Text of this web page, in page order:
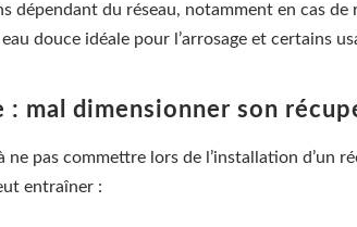
dépendant du réseau, notamment en cas
eau douce idéale pour l’arrosage et certains
: mal dimensionner son
ne pas commettre lors de l’installation d’un
entraîner :